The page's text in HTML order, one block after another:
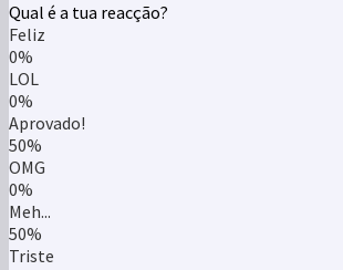
Qual é a tua reacção?
Feliz
0%
LOL
0%
Aprovado!
50%
OMG
0%
Meh...
50%
Triste